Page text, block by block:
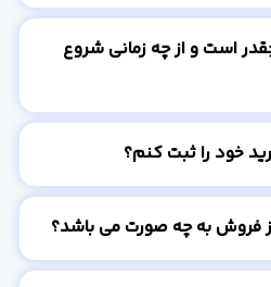
است و از چه زمانی شروع
خود را ثبت کنم؟
فروش به چه صورت می باشد؟